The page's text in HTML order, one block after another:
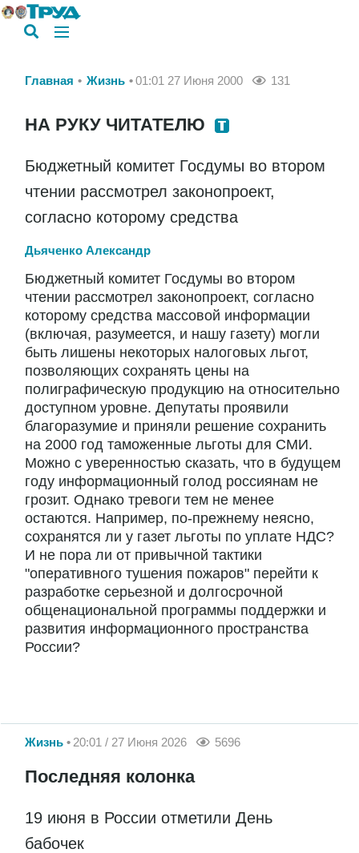
Главная Жизнь 01:01 27 Июня 2000 131
НА РУКУ ЧИТАТЕЛЮ
Бюджетный комитет Госдумы во втором
чтении рассмотрел законопроект,
согласно которому средства
Дьяченко Александр
Бюджетный комитет Госдумы во втором
чтении рассмотрел законопроект, согласно
которому средства массовой информации
(включая, разумеется, и нашу газету) могли
быть лишены некоторых налоговых льгот,
позволяющих сохранять цены на
полиграфическую продукцию на относительно
доступном уровне. Депутаты проявили
благоразумие и приняли решение сохранить
на 2000 год таможенные льготы для СМИ.
Можно с уверенностью сказать, что в будущем
году информационный голод россиянам не
грозит. Однако тревоги тем не менее
остаются. Например, по-прежнему неясно,
сохранятся ли у газет льготы по уплате НДС?
И не пора ли от привычной тактики
"оперативного тушения пожаров" перейти к
разработке серьезной и долгосрочной
общенациональной программы поддержки и
развития информационного пространства
России?
Жизнь 20:01 / 27 Июня 2026 5696
Последняя колонка
19 июня в России отметили День
бабочек